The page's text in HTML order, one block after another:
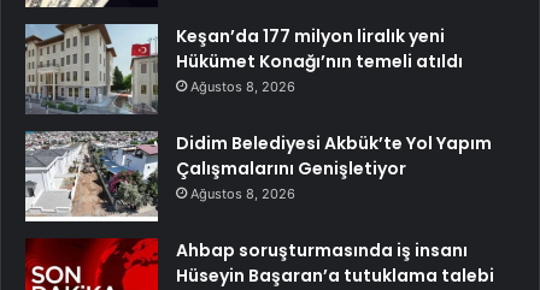
Keşan’da 177 milyon liralık yeni
Hükümet Konağı’nın temeli atıldı
Ağustos 8, 2026
Didim Belediyesi Akbük’te Yol Yapım
Çalışmalarını Genişletiyor
Ağustos 8, 2026
Ahbap soruşturmasında iş insanı
Hüseyin Başaran’a tutuklama talebi